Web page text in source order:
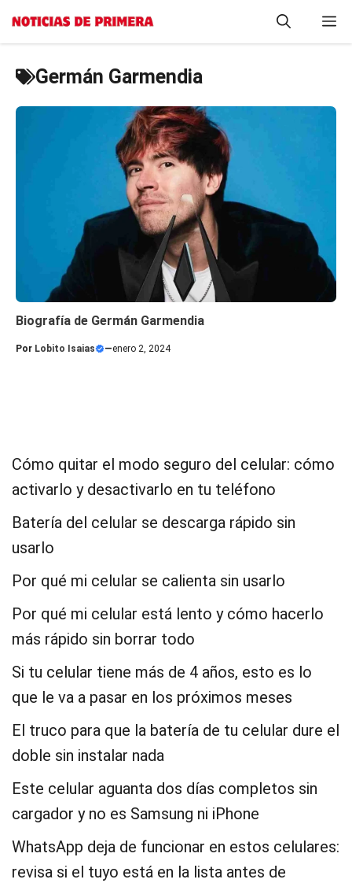
Saltar
Germán Garmendia
Biografía de Germán Garmendia
Por Lobito Isaias —enero 2, 2024
Cómo quitar el modo seguro del celular: cómo
activarlo y desactivarlo en tu teléfono
Batería del celular se descarga rápido sin
usarlo
Por qué mi celular se calienta sin usarlo
Por qué mi celular está lento y cómo hacerlo
más rápido sin borrar todo
Si tu celular tiene más de 4 años, esto es lo
que le va a pasar en los próximos meses
El truco para que la batería de tu celular dure el
doble sin instalar nada
Este celular aguanta dos días completos sin
cargador y no es Samsung ni iPhone
WhatsApp deja de funcionar en estos celulares:
revisa si el tuyo está en la lista antes de